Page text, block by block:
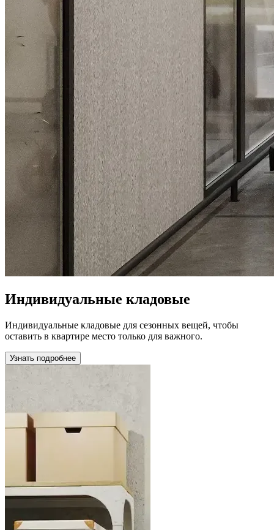
Индивидуальные кладовые
Индивидуальные кладовые для сезонных вещей, чтобы
оставить в квартире место только для важного.
Узнать подробнее